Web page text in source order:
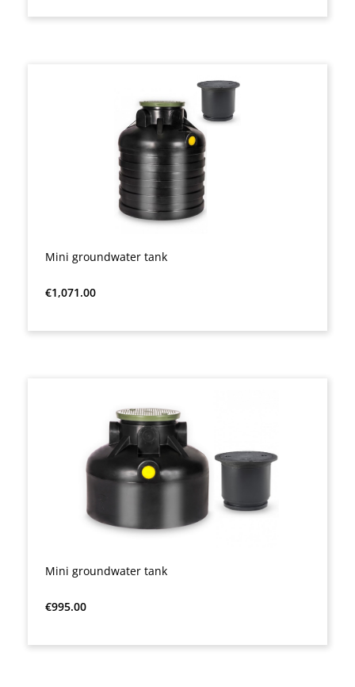
Mini groundwater tank
Regular price:
€1,071.00
Mini groundwater tank
Regular price:
€995.00